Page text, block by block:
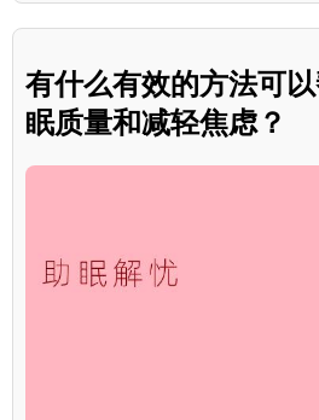
有什么有效的方法可
眠质量和减轻焦虑？